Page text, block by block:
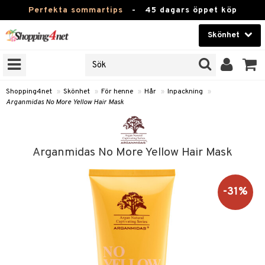
Perfekta sommartips - 45 dagars öppet köp
Skönhet
Skönhet
Kontaktlinser
Fitness
Leksaker, Barn & Baby
Shopping4net » Skönhet » För henne » Hår » Inpackning
»
Arganmidas No More Yellow Hair Mask
Arganmidas No More Yellow Hair Mask
-31%